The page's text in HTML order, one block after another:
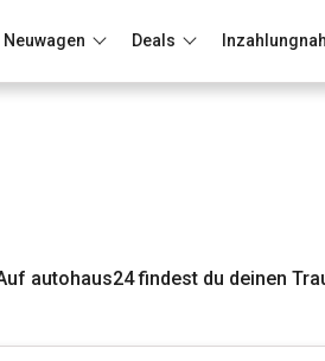
Neuwagen Deals
autohaus24 findest du deinen